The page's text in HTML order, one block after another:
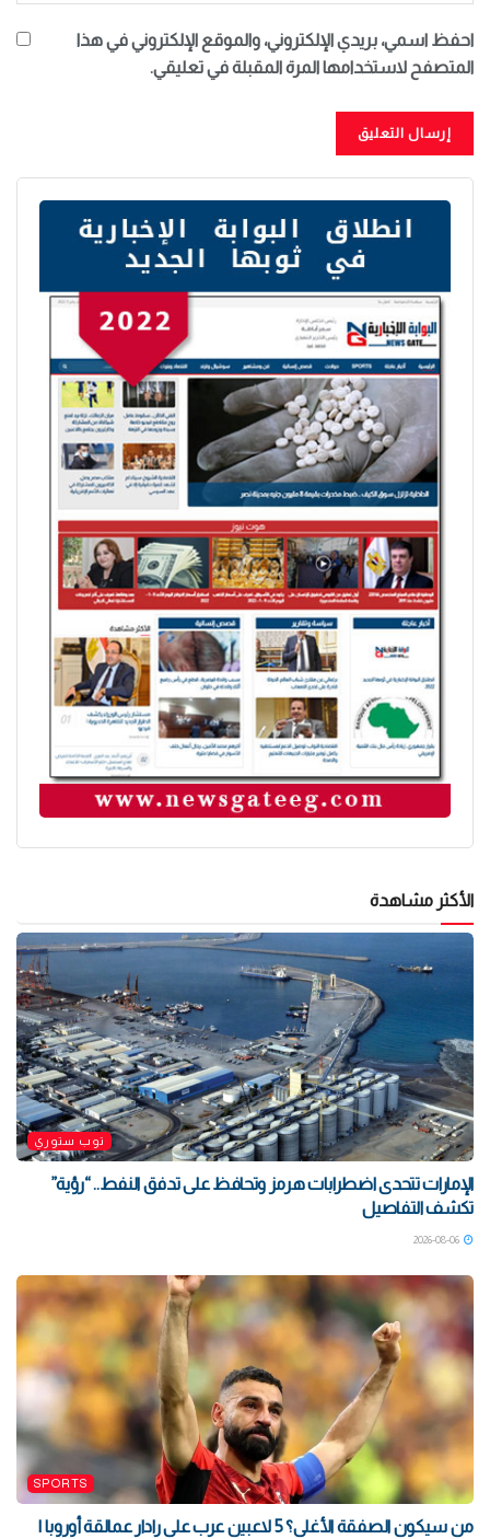
احفظ اسمي، بريدي الإلكتروني، والموقع الإلكتروني في هذا
المتصفح لاستخدامها المرة المقبلة في تعليقي.
الأكثر مشاهدة
توب ستوري
الإمارات تتحدى اضطرابات هرمز وتحافظ على تدفق النفط.. “رؤية”
تكشف التفاصيل
SPORTS
من سيكون الصفقة الأغلى؟ 5 لاعبين عرب على رادار عمالقة أوروبا |